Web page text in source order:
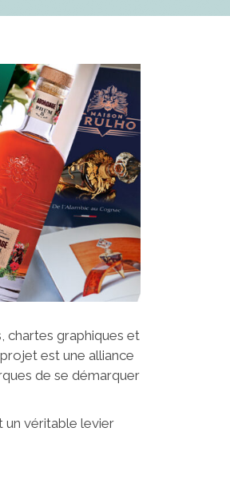
chartes graphiques et
est une alliance
de se démarquer
un véritable levier